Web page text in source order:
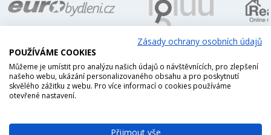
Zásady ochrany osobních údajů
POUŽÍVÁME COOKIES
Můžeme je umístit pro analýzu našich údajů o návštěvnících, pro zlepšení
našeho webu, ukázání personalizovaného obsahu a pro poskytnutí
skvělého zážitku z webu. Pro více informací o cookies používáme
otevřené nastavení.
Přijmout vše